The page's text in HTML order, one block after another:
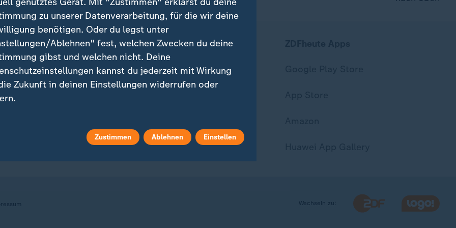
ZDFheute
Videos
ZDFheute Update
E-Mail-Newsletter
ZDFheute Update Archiv
Wechseln zu:
zu unserer Datenverarbeitung, für die wir deine
benötigen. Oder du legst unter
Ablehnen" fest, welchen Zwecken du deine
gibst und welchen nicht. Deine
kannst du jederzeit mit Wirkung
Zukunft in deinen Einstellungen widerrufen oder
Informationen findest du in unserer
Zustimmen Ablehnen Einstellen